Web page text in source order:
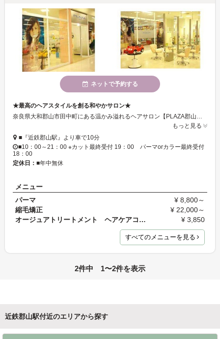
ネットで予約する
★最高のヘアスタイルを創る和やかサロン★
奈良県大和郡山市田中町にある温かみ溢れるヘアサロン【PLAZA郡山店】。アピタ郡山店内にあるのでお買い物のついでにも寄れますね♪♪店内は明るく元気なスタッフとお客様の笑い声で非常にアットホームな雰囲気となっております。ぜひご来店ください。
もっと見る
■『近鉄郡山駅』より車で10分
■10：00～21：00 ※カット最終受付 19：00 パーマorカラー最終受付
18：00
定休日： ■年中無休
メニュー
パーマ
¥ 8,800～
縮毛矯正
¥ 22,000～
オージュアトリートメント ヘアケアコース
¥ 3,850
すべてのメニューを見る
2件中 1〜2件を表示
近鉄郡山駅付近のエリアから探す